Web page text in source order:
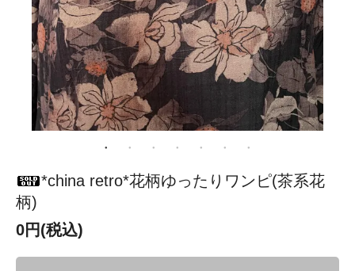
*china retro*花柄ゆったりワンピ(茶系花
柄)
0円(税込)